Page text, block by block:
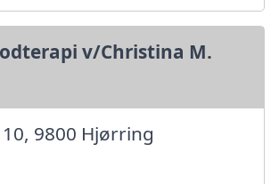
v/Christina M.
9800 Hjørring